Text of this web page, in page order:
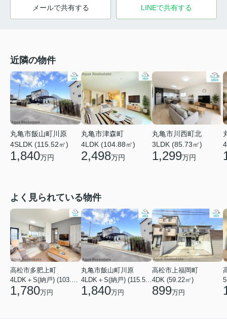
メールで共有する LINEで共有する
近隣の物件
丸亀市飯山町川原
4SLDK (115.52㎡)
1,840万円
丸亀市津森町
4LDK (104.88㎡)
2,498万円
丸亀市川西町北
3LDK (85.73㎡)
1,299万円
よく見られている物件
高松市多肥上町
4LDK＋S(納戸) (103.51㎡)
1,780万円
丸亀市飯山町川原
4LDK＋S(納戸) (115.52㎡)
1,840万円
高松市上福岡町
4DK (59.22㎡)
899万円